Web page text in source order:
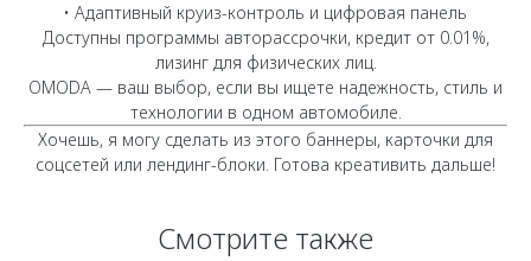
• Адаптивный круиз-контроль и цифровая панель
Доступны программы авторассрочки, кредит от 0.01%,
лизинг для физических лиц.
OMODA — ваш выбор, если вы ищете надежность, стиль и
технологии в одном автомобиле.
Хочешь, я могу сделать из этого баннеры, карточки для
соцсетей или лендинг-блоки. Готова креативить дальше!
Смотрите также